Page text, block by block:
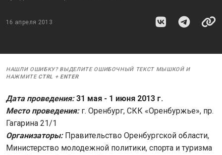
16 апреля 2013
НАШЛИ ОШИБКУ? ВЫДЕЛИТЕ ОШИБОЧНЫЙ ТЕКСТ МЫШКОЙ И
НАЖМИТЕ CTRL + ENTER
Дата проведения:31 мая - 1 июня 2013 г.
Место проведения:г. Оренбург, СКК «Оренбуржье», пр.
Гагарина 21/1
Организаторы: Правительство Оренбургской области,
Министерство молодежной политики, спорта и туризма